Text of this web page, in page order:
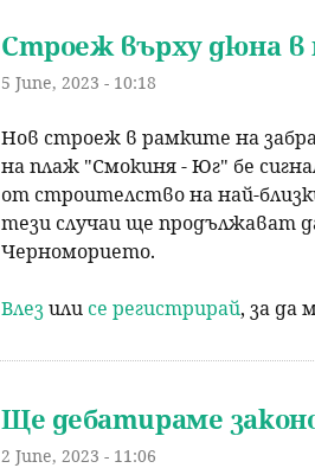
Строеж върху дюна в
5 June, 2023 - 10:18
Нов строеж в рамките на
на плаж "Смокиня - Юг" бе
от строителство на най-
тези случаи ще продължават
Черноморието.
Влезили се регистрирай, за да
Ще дебатираме
2 June, 2023 - 11:06